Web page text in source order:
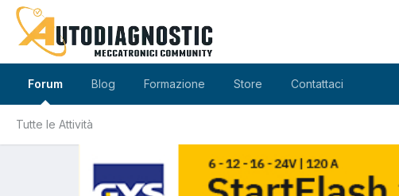
Forum
Tutte le Attività
Blog Formazione Store Contattaci